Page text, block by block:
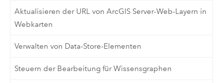
Aktualisieren der URL von ArcGIS Server-Web-Layern in
Webkarten
Verwalten von Data-Store-Elementen
Steuern der Bearbeitung für Wissensgraphen